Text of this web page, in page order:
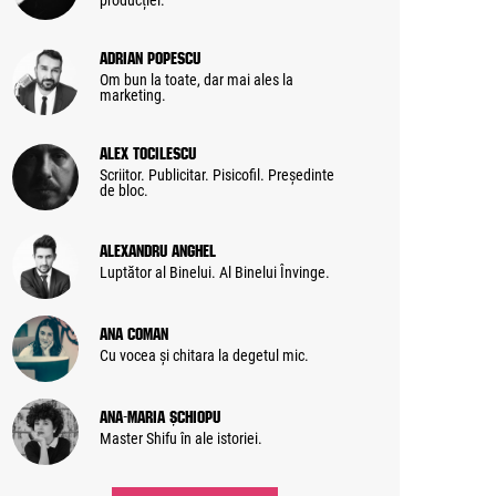
Adrian Popescu
Om bun la toate, dar mai ales la
marketing.
Alex Tocilescu
Scriitor. Publicitar. Pisicofil. Președinte
de bloc.
Alexandru Anghel
Luptător al Binelui. Al Binelui Învinge.
Ana Coman
Cu vocea și chitara la degetul mic.
Ana-Maria Șchiopu
Master Shifu în ale istoriei.